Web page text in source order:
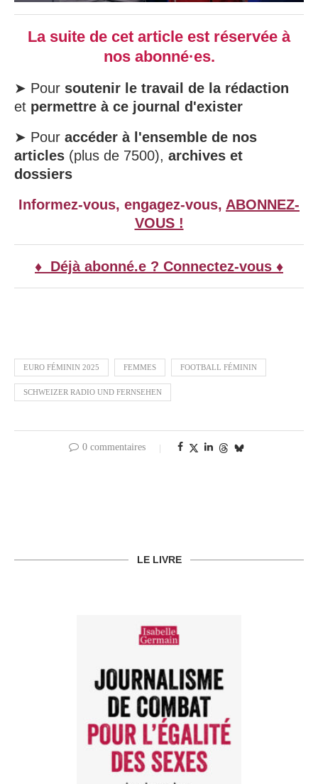
La suite de cet article est réservée à
nos abonné·es.
➤ Pour soutenir le travail de la rédaction
et permettre à ce journal d'exister
➤ Pour accéder à l'ensemble de nos
articles (plus de 7500), archives et
dossiers
Informez-vous, engagez-vous, ABONNEZ-
VOUS !
♦ Déjà abonné.e ? Connectez-vous ♦
EURO FÉMININ 2025 FEMMES FOOTBALL FÉMININ
SCHWEIZER RADIO UND FERNSEHEN
0 commentaires
LE LIVRE